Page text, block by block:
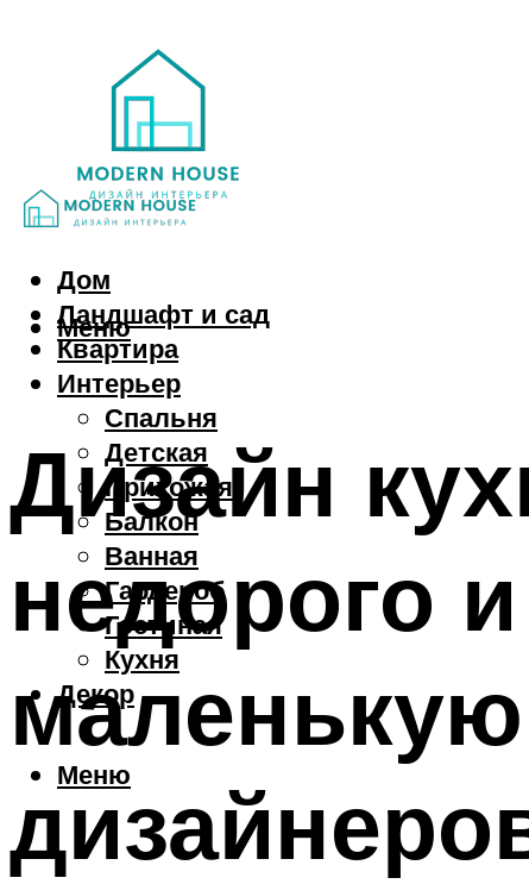
Дом
Ландшафт и сад
Квартира
Интерьер
Спальня
Детская
Прихожая
Балкон
Ванная
Гардероб
Гостиная
Кухня
Декор
Меню
Меню
Дизайн
недорого